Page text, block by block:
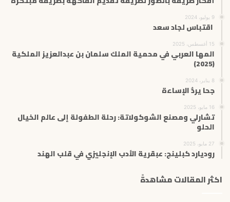
9 يوليو، 2024
اقتباس لجاد سعد
15 أغسطس، 2025
المها العربي في محمية الملك سلمان بن عبدالعزيز الملكية
(2025)
8 يناير، 2024
جحا يردُّ الإساءة
16 مايو، 2025
تشارلي ومصنع الشوكولاتة: رحلة الطفولة إلى عالم الخيال
الحلو
27 مايو، 2025
روديارد كبلينج: عبقرية الأدب الإنجليزي في قلب الهند
اكثر المقالات مشاهدةً